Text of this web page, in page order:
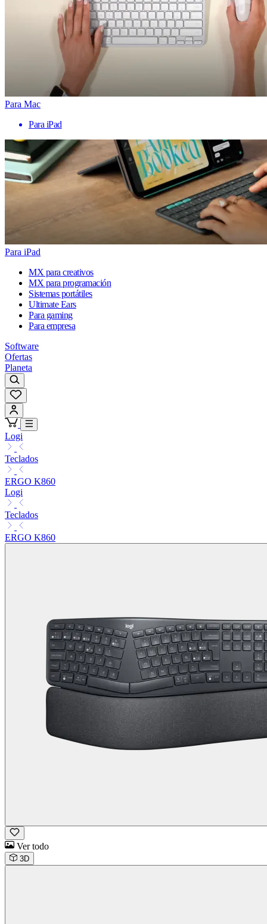
Para Mac
Para iPad
Para iPad
MX para creativos
MX para programación
Sistemas portátiles
Ultimate Ears
Para gaming
Para empresa
Software
Ofertas
Planeta
Logi
Teclados
ERGO K860
Logi
Teclados
ERGO K860
Ver todo
3D